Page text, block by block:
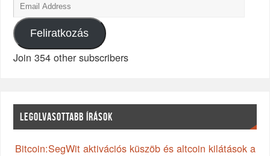
Feliratkozás
Join 354 other subscribers
LEGOLVASOTTABB ÍRÁSOK
Bitcoin:SegWit aktivációs küszöb és altcoin kilátások a